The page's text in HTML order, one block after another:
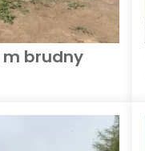
m brudny